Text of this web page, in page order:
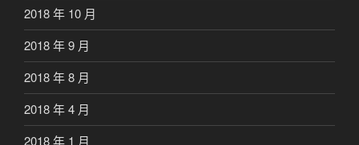
2018 年 10 月
2018 年 9 月
2018 年 8 月
2018 年 4 月
2018 年 1 月